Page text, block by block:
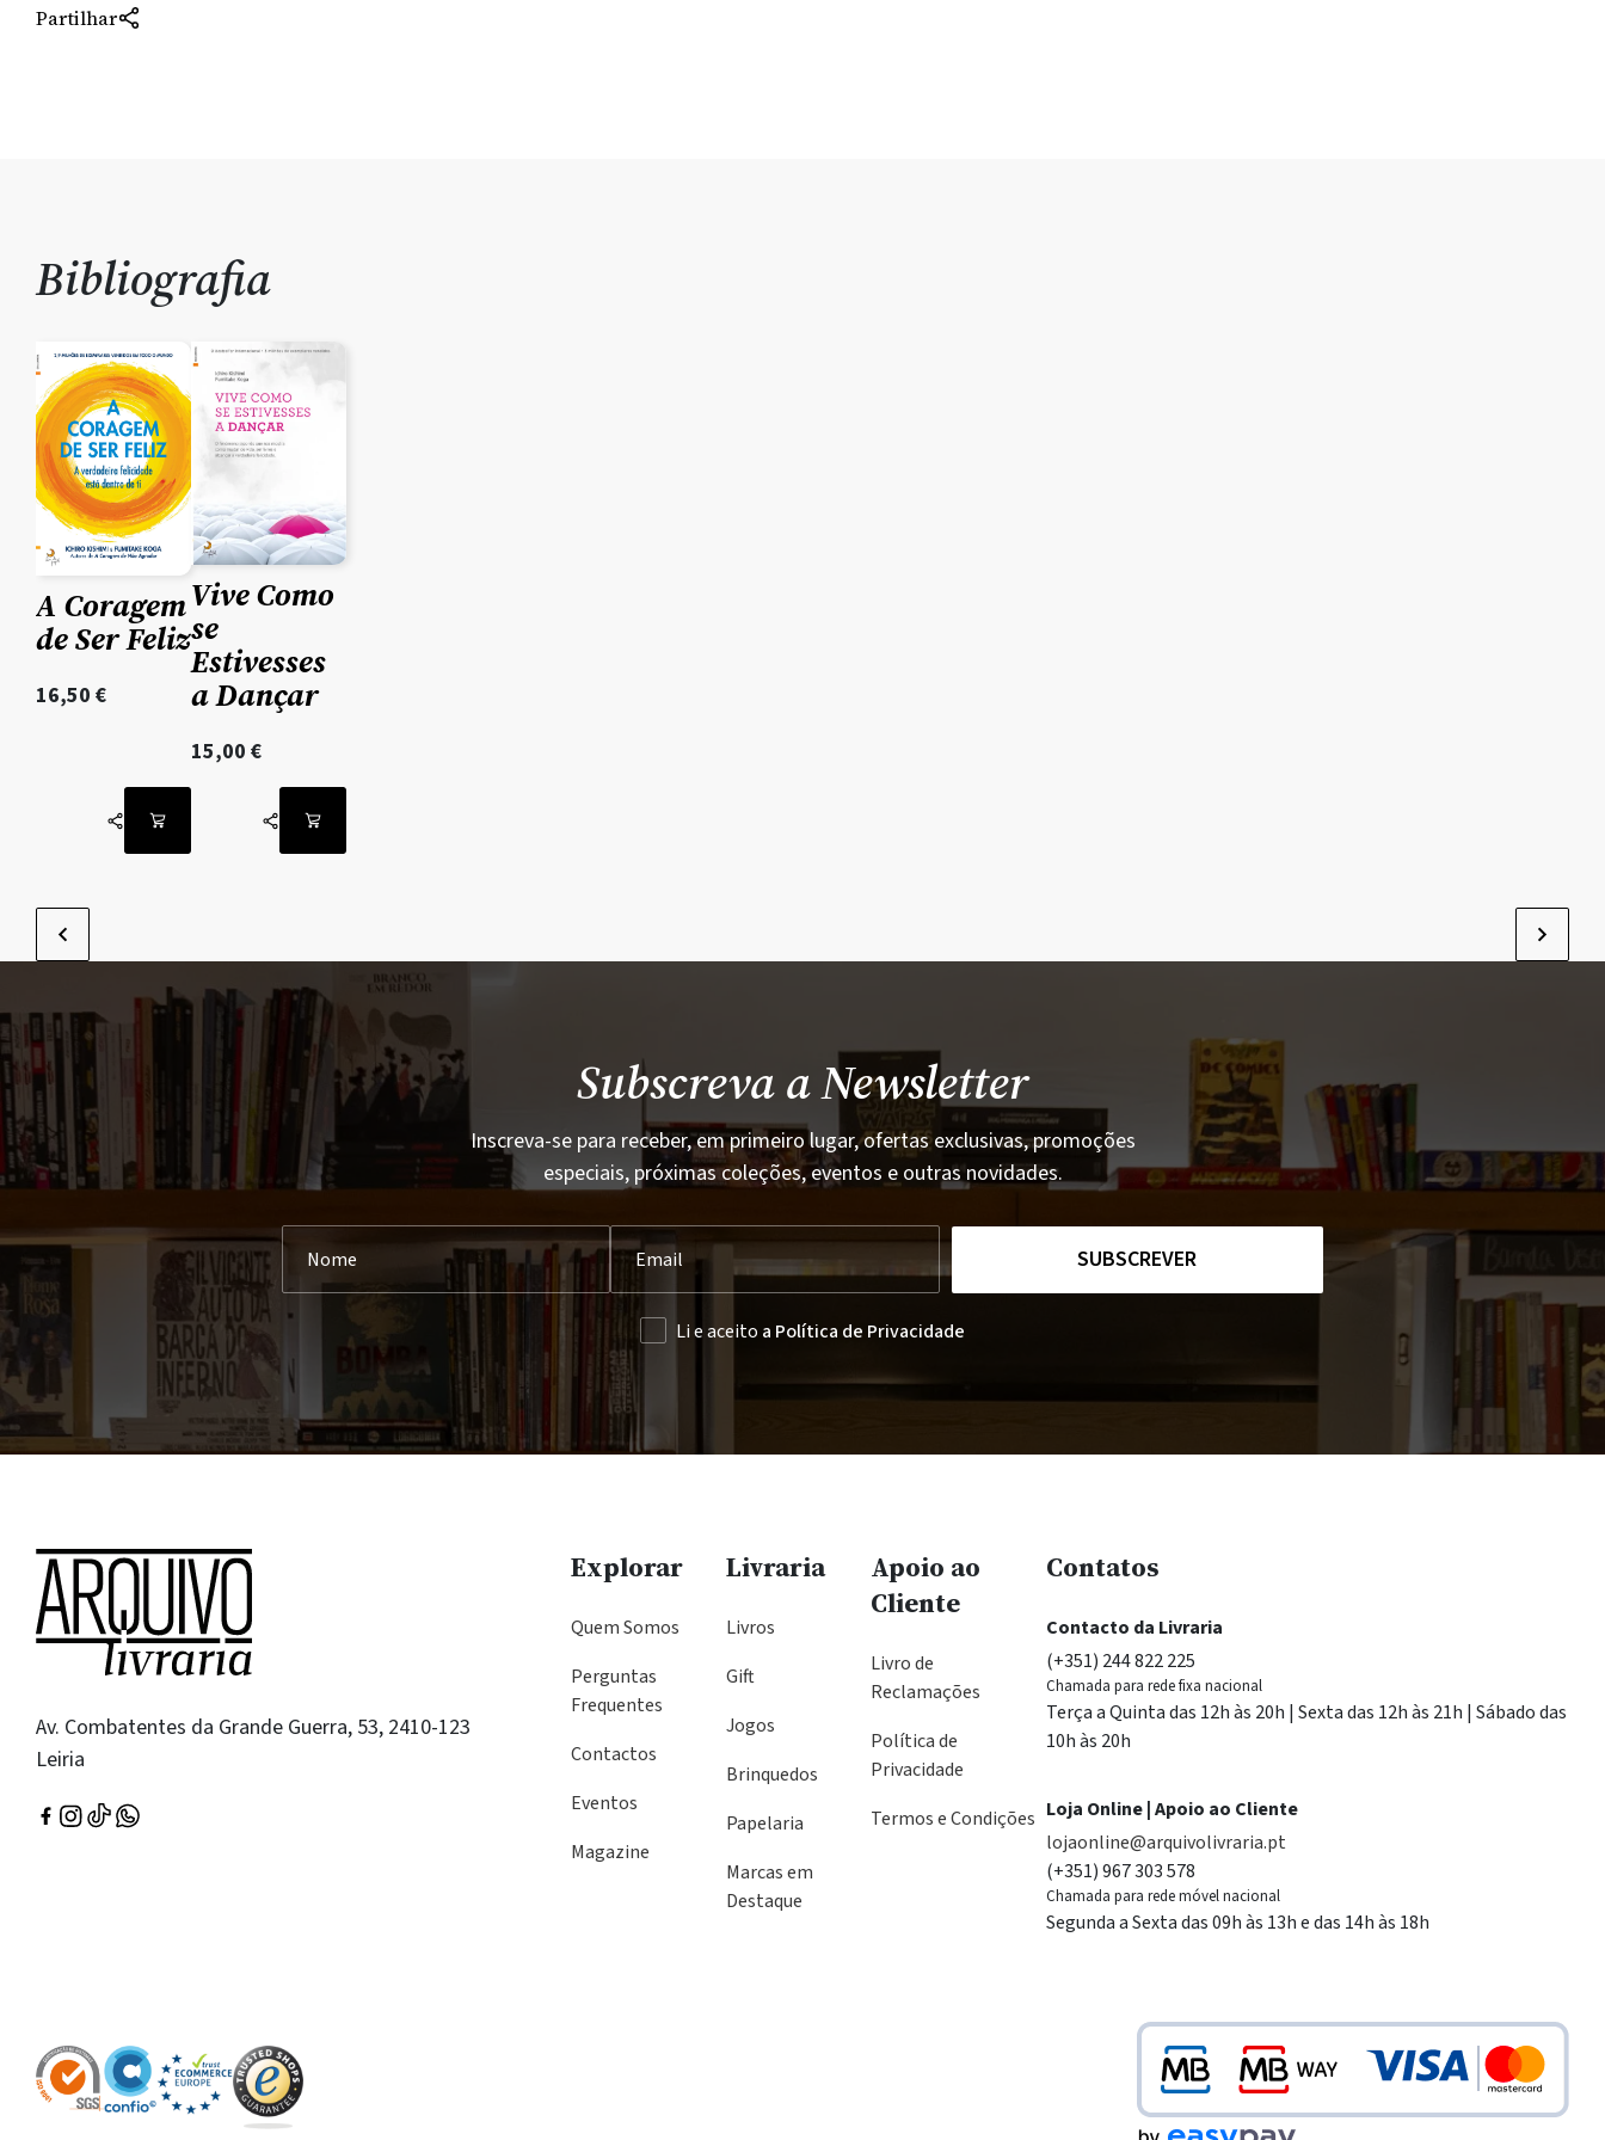
Partilhar
Bibliografia
A Coragem
de Ser Feliz
16,50 €
Vive Como
se
Estivesses
a Dançar
15,00 €
Subscreva a Newsletter
Inscreva-se para receber, em primeiro lugar, ofertas exclusivas, promoções
especiais, próximas coleções, eventos e outras novidades.
SUBSCREVER
Li e aceito a Política de Privacidade
Av. Combatentes da Grande Guerra, 53, 2410-123
Leiria
Explorar
Quem Somos
Perguntas
Frequentes
Contactos
Eventos
Magazine
Livraria
Livros
Gift
Jogos
Brinquedos
Papelaria
Marcas em
Destaque
Apoio ao
Cliente
Livro de
Reclamações
Política de
Privacidade
Termos e Condições
Contatos
Contacto da Livraria
(+351) 244 822 225
Chamada para rede fixa nacional
Terça a Quinta das 12h às 20h | Sexta das 12h às 21h | Sábado das
10h às 20h
Loja Online | Apoio ao Cliente
lojaonline@arquivolivraria.pt
(+351) 967 303 578
Chamada para rede móvel nacional
Segunda a Sexta das 09h às 13h e das 14h às 18h